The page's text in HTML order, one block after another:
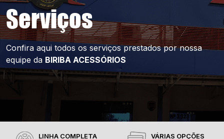
Serviços
Confira aqui todos os serviços prestados pornossa
equipe da BIRIBA ACESSÓRIOS
LINHA COMPLETA
VÁRIAS OPÇÕES